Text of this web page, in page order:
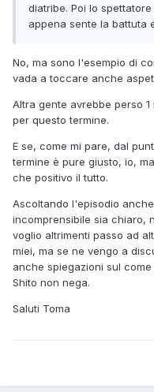
diatribe. Poi lo
appena sente la battuta
No, ma sono l'esempio di
vada a toccare anche
Altra gente avrebbe perso
per questo termine.
E se, come mi pare, dal
termine è pure giusto, io,
che positivo il tutto.
Ascoltando l'episodio
incomprensibile sia chiaro,
voglio altrimenti passo ad
miei, ma se ne vengo a
anche spiegazioni sul
Shito non nega.
Saluti Toma